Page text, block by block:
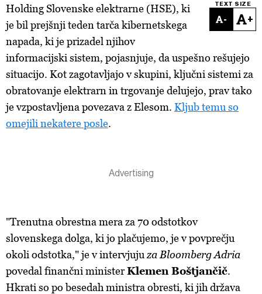
TEXT SIZE
- +
Holding Slovenske elektrarne (HSE), ki
je bil prejšnji teden tarča kibernetskega
napada, ki je prizadel njihov
informacijski sistem, pojasnjuje, da uspešno rešujejo
situacijo. Kot zagotavljajo v skupini, ključni sistemi za
obratovanje elektrarn in trgovanje delujejo, prav tako
je vzpostavljena povezava z Elesom. Kljub temu so
omejili nekatere posle.
"Trenutna obrestna mera za 70 odstotkov
slovenskega dolga, ki jo plačujemo, je v povprečju
okoli odstotka," je v intervjuju za Bloomberg Adria
povedal finančni ministerKlemen Boštjančič.
Hkrati so po besedah ministra obresti, ki jih država